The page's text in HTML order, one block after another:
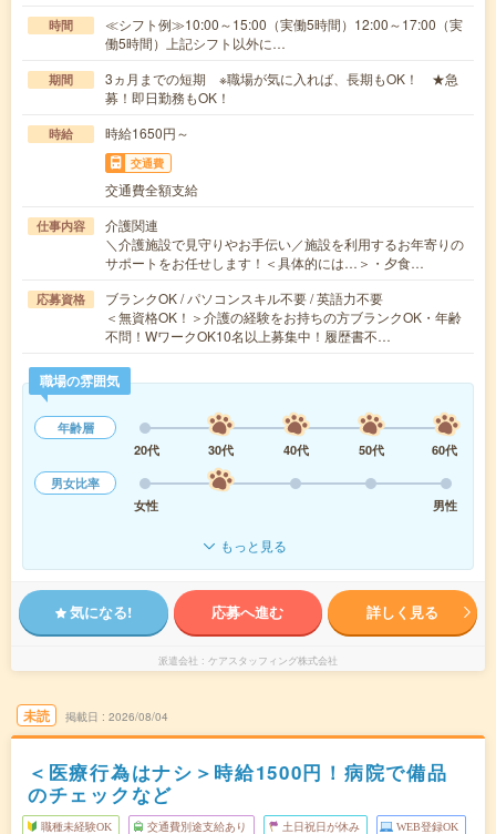
時間
≪シフト例≫10:00～15:00（実働5時間）12:00～17:00（実
働5時間）上記シフト以外に…
期間
3ヵ月までの短期 ※職場が気に入れば、長期もOK！ ★急
募！即日勤務もOK！
時給 時給1650円～
交通費
交通費全額支給
仕事内容
介護関連
＼介護施設で見守りやお手伝い／施設を利用するお年寄りの
サポートをお任せします！＜具体的には…＞・夕食…
応募資格
ブランクOK / パソコンスキル不要 / 英語力不要
＜無資格OK！＞介護の経験をお持ちの方ブランクOK・年齢
不問！WワークOK10名以上募集中！履歴書不…
職場の雰囲気
年齢層
20代
30代 40代 50代
60代
男女比率
女性
男性
もっと見る
気になる! 応募へ進む 詳しく見る
派遣会社 ケアスタッフィング株式会社
未読 掲載日 2026/08/04
＜医療行為はナシ＞時給1500円！病院で備品
のチェックなど
職種未経験OK 交通費別途支給あり 土日祝日が休み WEB登録OK